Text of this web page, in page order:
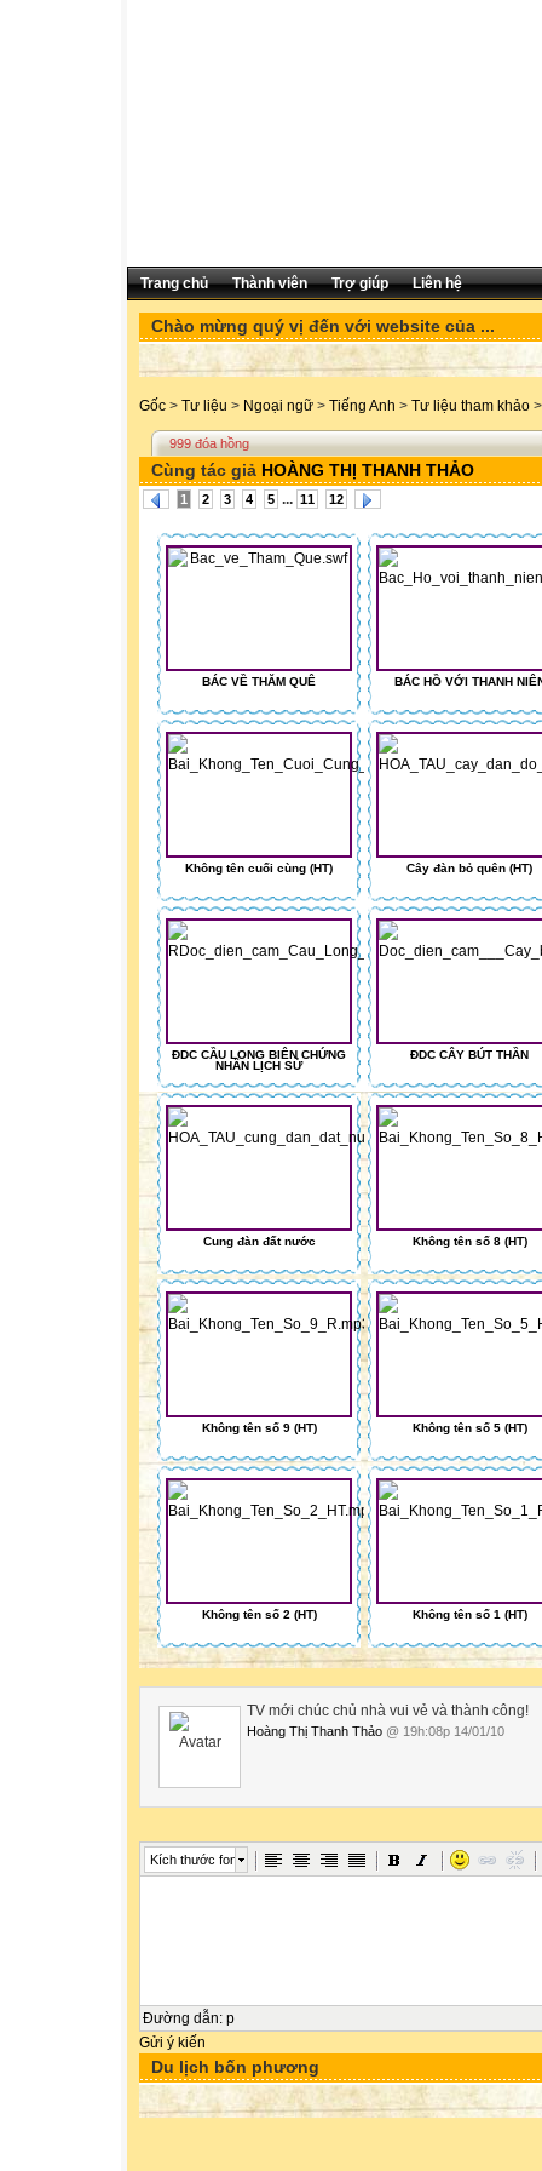
Trang chủ Thành viên Trợ giúp Liên hệ
Chào mừng quý vị đến với website của ...
Gốc > Tư liệu > Ngoại ngữ > Tiếng Anh > Tư liệu tham khảo >
999 đóa hồng
Cùng tác giả HOÀNG THỊ THANH THẢO
1 2 3 4 5 ... 11 12
BÁC VỀ THĂM QUÊ BÁC HỒ VỚI THANH
Không tên cuối cùng (HT) Cây đàn bỏ quên (HT)
ĐDC CẦU LONG BIÊN CHỨNG
NHÂN LỊCH SỬ
ĐDC CÂY BÚT THẦN
Cung đàn đất nước Không tên số 8 (HT)
Không tên số 9 (HT) Không tên số 5 (HT)
Không tên số 2 (HT) Không tên số 1 (HT)
TV mới chúc chủ nhà vui vẻ và thành công!
Hoàng Thị Thanh Thảo @ 19h:08p 14/01/10
Kích thước font
Đường dẫn: p
Gửi ý kiến
Du lịch bốn phương